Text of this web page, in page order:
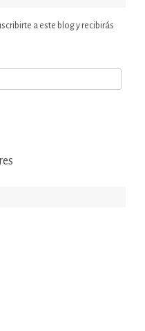
a este blog y recibirás